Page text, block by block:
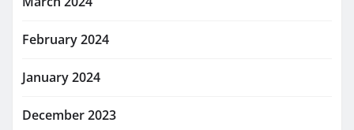
February 2024
January 2024
December 2023